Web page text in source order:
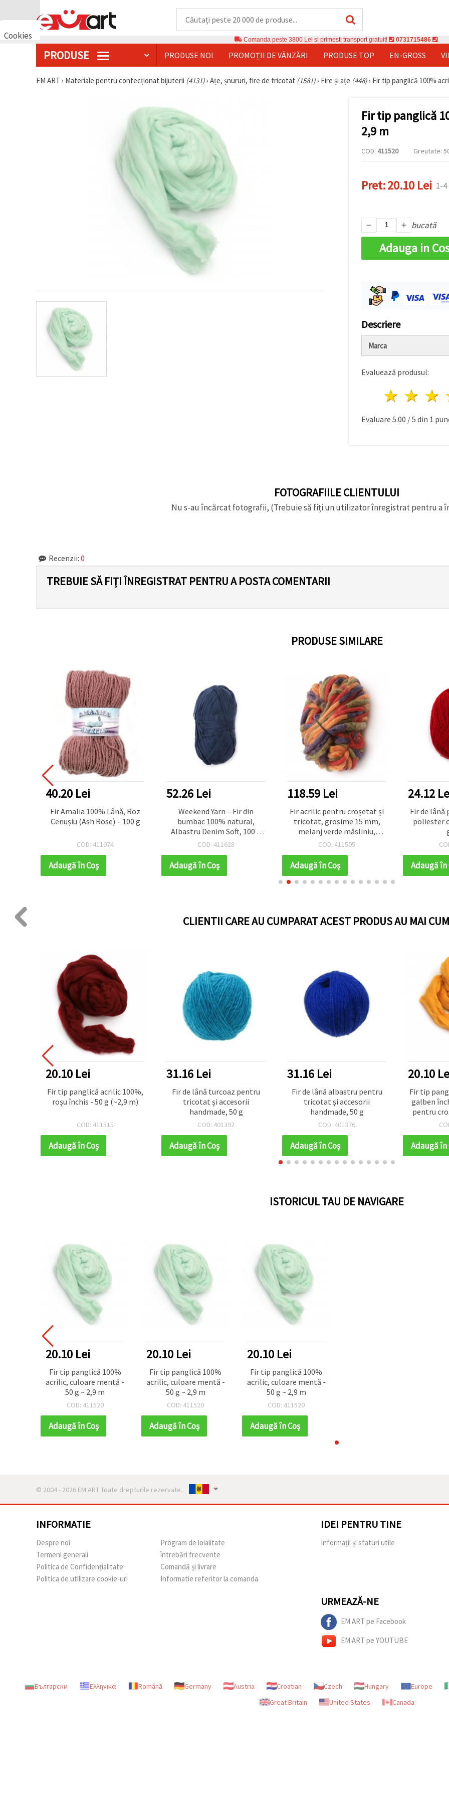
Cookies Comanda peste 3800 Lei si primesti transport gratuit! 0731715486
PRODUSE PRODUSE NOI PROMOȚII DE VÂNZĂRI PRODUSE TOP EN-GROSS
EM ART › Materiale pentru confecționat bijuterii (4131)› Ațe, șnururi, fire de tricotat (1581)› Fire și ațe (448)› Fir tip panglică 100%
Fir tip panglică
2,9 m
COD: 411520 Greutate:
Pret:20.10 Lei 1-4
bucată
Adauga in
Descriere
Marca
Evaluează produsul:
2
1 stea
Evaluare 5.00 /5 din 1
FOTOGRAFIILE CLIENTULUI
Nu s-au încărcat fotografii, (Trebuie să fiți un utilizator înregistrat pentru a
Recenzii: 0
TREBUIE SĂ FIȚI ÎNREGISTRAT PENTRU A POSTA COMENTARII
PRODUSE SIMILARE
40.20 Lei
Fir Amalia 100% Lână, Roz
Cenușiu (Ash Rose) – 100 g
COD: 411074
Adaugă în Coş
52.26 Lei
Weekend Yarn – Fir din
bumbac 100% natural,
Albastru Denim Soft, 100 g
(90 m) – perfect pentru
creații de vară
COD: 411628
Adaugă în Coş
118.59 Lei
Fir acrilic pentru croșetat și
tricotat, grosime 15 mm,
melanj verde măsliniu,
portocaliu, roșu și mov, 240 g
COD: 411505
Adaugă în Coş
24.12
Fir de lână
poliester
Adaugă în
CLIENTII CARE AU CUMPARAT ACEST PRODUS AU MAI
31.16 Lei
Fir de lână turcoaz pentru
tricotat și accesorii
COD: 401392
Adaugă în Coş
31.16 Lei
Fir de lână albastru pentru
tricotat și accesorii
handmade, 50 g
COD: 401376
Adaugă în Coş
20.10 Lei
Fir tip panglică 100% acrilic,
galben închis, 50 g (~2,9 m)
pentru croșetat și tricotat
COD: 411519
Adaugă în Coş
31.16
Fir de
tricotat,
Adaugă în
ISTORICUL TAU DE NAVIGARE
20.10 Lei
Fir tip panglică 100%
acrilic, culoare mentă -
50 g ~ 2,9 m
COD: 411520
Adaugă în Coş
20.10 Lei
Fir tip panglică 100%
acrilic, culoare mentă -
50 g ~ 2,9 m
COD: 411520
Adaugă în Coş
20.10 Lei
Fir tip panglică 100%
acrilic, culoare mentă -
50 g ~ 2,9 m
COD: 411520
Adaugă în Coş
© 2004 - 2026 EM ART Toate drepturile rezervate..
INFORMATIE
Despre noi
Termeni generali
Politica de Confidențialitate
Politica de utilizare cookie-uri
Program de loialitate
întrebări frecvente
Comandă și livrare
Informatie referitor la comanda
IDEI PENTRU TINE
Informații și sfaturi utile
URMEAZĂ-NE
EM ART pe Facebook
EM ART pe YOUTUBE
Български Ελληνικά Română Germany Austria Croatian Czech Hungary Europe
Great Britain
United States Canada